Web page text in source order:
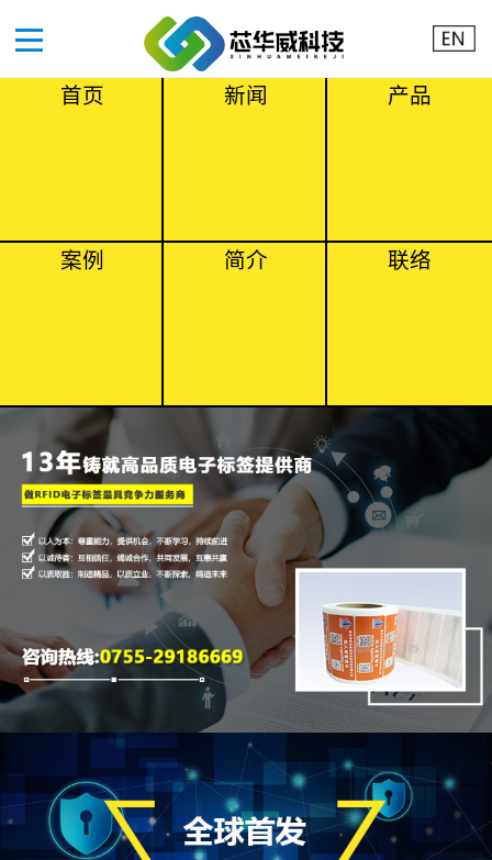
首页 新闻 产品
案例 简介 联络